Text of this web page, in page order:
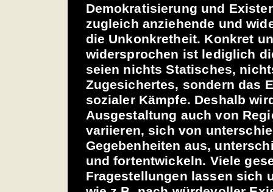
Demokratisierung und
zugleich anziehende und
die Unkonkretheit. Konkret
widersprochen ist lediglich
seien nichts Statisches,
Zugesichertes, sondern das
sozialer Kämpfe. Deshalb
Ausgestaltung auch von
variieren, sich von
Gegebenheiten aus,
und fortentwickeln. Viele
Fragestellungen lassen sich